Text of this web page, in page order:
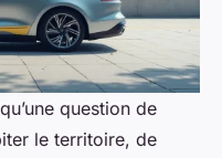
question de
le territoire, de